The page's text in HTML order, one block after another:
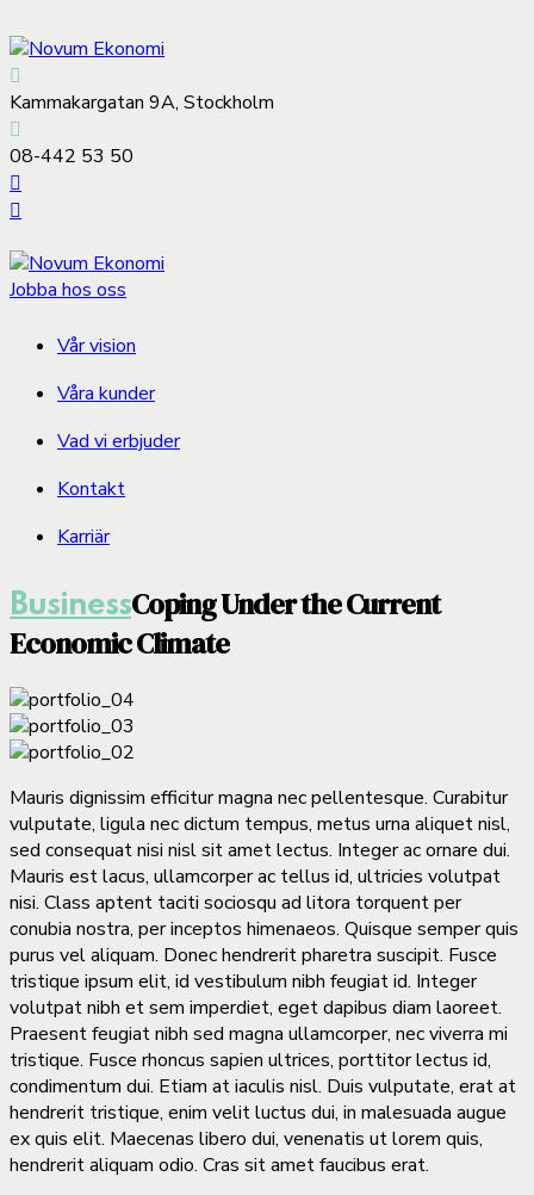
Kammakargatan 9A, Stockholm
08-442 53 50
Jobba hos oss
Vår vision
Våra kunder
Vad vi erbjuder
Kontakt
Karriär
BusinessCoping Under the Current
Economic Climate
Mauris dignissim efficitur magna nec pellentesque. Curabitur
vulputate, ligula nec dictum tempus, metus urna aliquet nisl,
sed consequat nisi nisl sit amet lectus. Integer ac ornare dui.
Mauris est lacus, ullamcorper ac tellus id, ultricies volutpat
nisi. Class aptent taciti sociosqu ad litora torquent per
conubia nostra, per inceptos himenaeos. Quisque semper quis
purus vel aliquam. Donec hendrerit pharetra suscipit. Fusce
tristique ipsum elit, id vestibulum nibh feugiat id. Integer
volutpat nibh et sem imperdiet, eget dapibus diam laoreet.
Praesent feugiat nibh sed magna ullamcorper, nec viverra mi
tristique. Fusce rhoncus sapien ultrices, porttitor lectus id,
condimentum dui. Etiam at iaculis nisl. Duis vulputate, erat at
hendrerit tristique, enim velit luctus dui, in malesuada augue
ex quis elit. Maecenas libero dui, venenatis ut lorem quis,
hendrerit aliquam odio. Cras sit amet faucibus erat.